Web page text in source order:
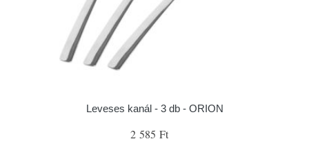
Leveses kanál - 3 db - ORION
2 585 Ft